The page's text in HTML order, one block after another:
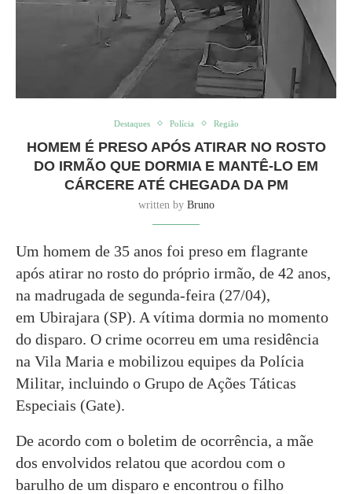
Destaques Polícia Região
HOMEM É PRESO APÓS ATIRAR NO ROSTO
DO IRMÃO QUE DORMIA E MANTÊ-LO EM
CÁRCERE ATÉ CHEGADA DA PM
written by Bruno
Um homem de 35 anos foi preso em flagrante
após atirar no rosto do próprio irmão, de 42 anos,
na madrugada de segunda-feira (27/04),
em Ubirajara (SP). A vítima dormia no momento
do disparo. O crime ocorreu em uma residência
na Vila Maria e mobilizou equipes da Polícia
Militar, incluindo o Grupo de Ações Táticas
Especiais (Gate).
De acordo com o boletim de ocorrência, a mãe
dos envolvidos relatou que acordou com o
barulho de um disparo e encontrou o filho